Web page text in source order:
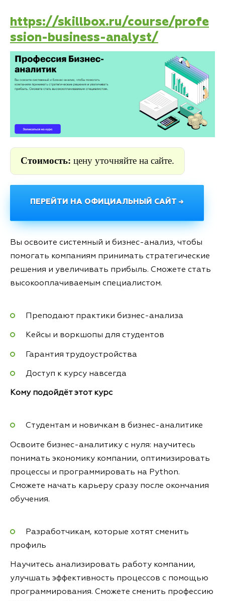
https://skillbox.ru/course/profe
ssion-business-analyst/
Стоимость: цену уточняйте на сайте.
ПЕРЕЙТИ НА ОФИЦИАЛЬНЫЙ САЙТ →
Вы освоите системный и бизнес-анализ, чтобы
помогать компаниям принимать стратегические
решения и увеличивать прибыль. Сможете стать
высокооплачиваемым специалистом.
Преподают практики бизнес-анализа
Кейсы и воркшопы для студентов
Гарантия трудоустройства
Доступ к курсу навсегда
Кому подойдёт этот курс
Студентам и новичкам в бизнес-аналитике
Освоите бизнес-аналитику с нуля: научитесь
понимать экономику компании, оптимизировать
процессы и программировать на Python.
Сможете начать карьеру сразу после окончания
обучения.
Разработчикам, которые хотят сменить
профиль
Научитесь анализировать работу компании,
улучшать эффективность процессов с помощью
программирования. Сможете сменить профессию